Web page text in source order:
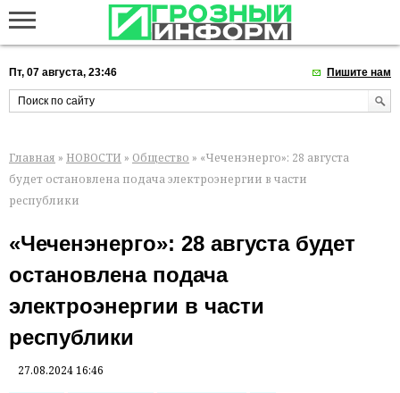
Пт, 07 августа, 23:46 Пишите нам
Главная » НОВОСТИ » Общество » «Чеченэнерго»: 28 августа
будет остановлена подача электроэнергии в части
республики
«Чеченэнерго»: 28 августа будет
остановлена подача
электроэнергии в части
республики
27.08.2024 16:46